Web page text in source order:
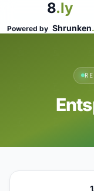
8.ly
Powered by Shrunken